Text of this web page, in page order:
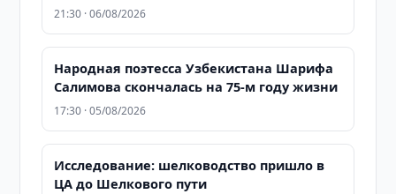
21:30 · 06/08/2026
Народная поэтесса Узбекистана Шарифа
Салимова скончалась на 75-м году жизни
17:30 · 05/08/2026
Исследование: шелководство пришло в
ЦА до Шелкового пути